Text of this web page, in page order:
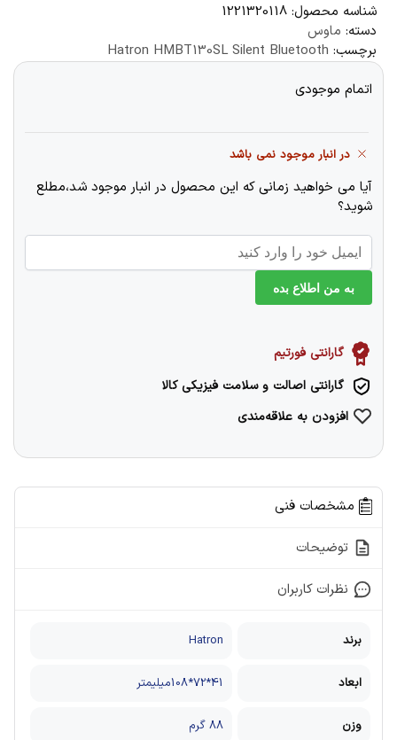
شناسه محصول: 1221320118
دسته: ماوس
برچسب: Hatron HMBT130SL Silent Bluetooth
اتمام موجودی
در انبار موجود نمی باشد
آیا می خواهید زمانی که این محصول در انبار موجود شد،مطلع
شوید؟
به من اطلاع بده
گارانتی فورتیم
گارانتی اصالت و سلامت فیزیکی کالا
افزودن به علاقه‌مندی
مشخصات فنی
توضیحات
نظرات کاربران
برند Hatron
ابعاد 41*72*108میلیمتر
وزن ۸۸ گرم